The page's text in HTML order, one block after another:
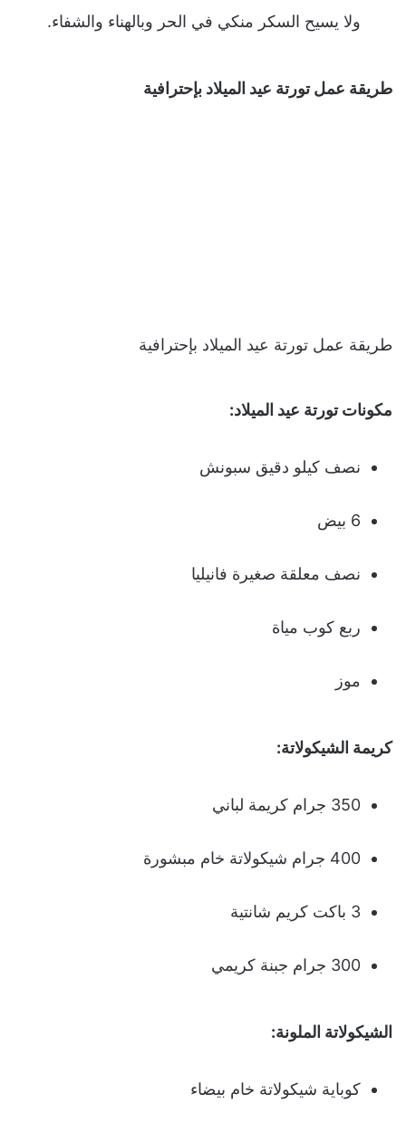
ولا يسيح السكر منكي في الحر وبالهناء والشفاء.
طريقة عمل تورتة عيد الميلاد بإحترافية
طريقة عمل تورتة عيد الميلاد بإحترافية
مكونات تورتة عيد الميلاد:
نصف كيلو دقيق سبونش
6 بيض
نصف معلقة صغيرة فانيليا
ربع كوب مياة
موز
كريمة الشيكولاتة:
350 جرام كريمة لباني
400 جرام شيكولاتة خام مبشورة
3 باكت كريم شانتية
300 جرام جبنة كريمي
الشيكولاتة الملونة:
كوباية شيكولاتة خام بيضاء